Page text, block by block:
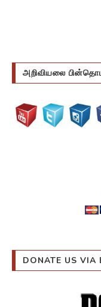
அறிவியலை
DONATE US VIA